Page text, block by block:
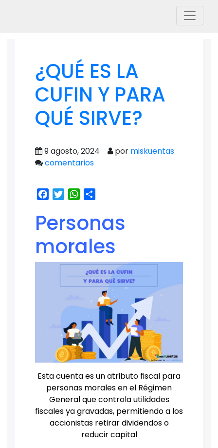
¿QUÉ ES LA
CUFIN Y PARA
QUÉ SIRVE?
9 agosto, 2024 por miskuentas
comentarios
Facebook
TwitterWhatsApp
Personas
morales
Esta cuenta es un atributo fiscal para
personas morales en el Régimen
General que controla utilidades
fiscales ya gravadas, permitiendo a los
accionistas retirar dividendos o
reducir capital